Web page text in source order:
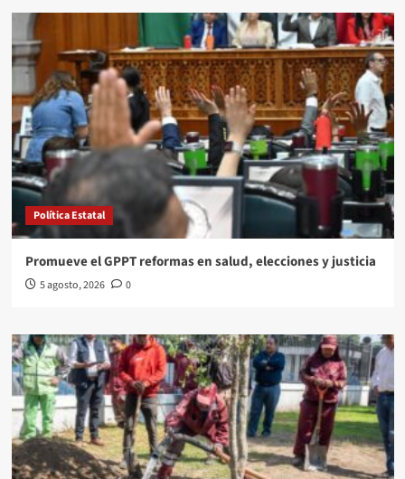
Política Estatal
Promueve el GPPT reformas en salud, elecciones y justicia
5 agosto, 2026 0